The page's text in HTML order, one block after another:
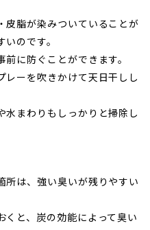
皮脂が染みついていることが
のです。
に防ぐことができます。
レーを吹きかけて天日干しし
まわりもしっかりと掃除し
所は、強い臭いが残りやすい
と、炭の効能によって臭い